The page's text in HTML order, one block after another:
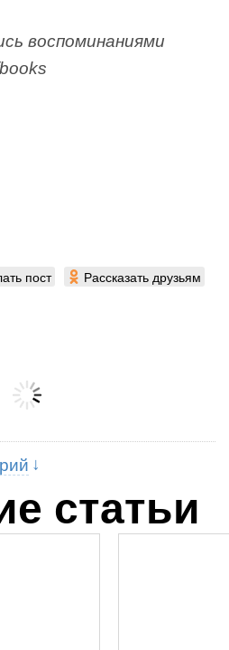
воспоминаниями
пост Рассказать друзьям
статьи